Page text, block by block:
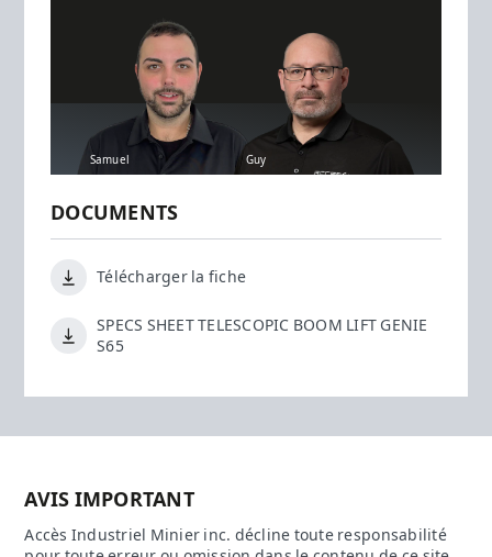
Samuel Guy
DOCUMENTS
Télécharger la fiche
SPECS SHEET TELESCOPIC BOOM LIFT GENIE
S65
AVIS IMPORTANT
Accès Industriel Minier inc. décline toute responsabilité